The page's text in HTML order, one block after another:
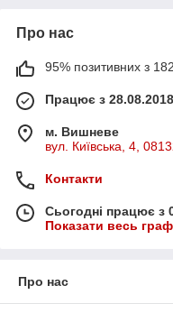
Про нас
95% позитивних з 182
Працює з 28.08.2018
м. Вишневе
вул. Київська, 4,
Контакти
Сьогодні працює з
Показати весь
Про нас